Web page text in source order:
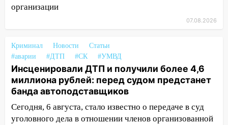
принесет прилив творческой энергии и
06.08.2026
23:20
Прогноз погоды на 7 августа в
Ульяновской области
20:04 Ульяновцев приглашают на забег,
посвящённый Дню воздушного флота
России
организации
07.08.2026
Криминал Новости
Статьи
#аварии
#ДТП #СК #УМВД
Инсценировали ДТП и получили более 4,6
миллиона рублей: перед судом предстанет
банда автоподставщиков
Сегодня, 6 августа, стало известно о передаче в суд
уголовного дела в отношении членов организованной